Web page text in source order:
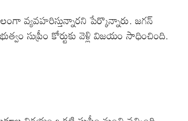
వ్యవహరిస్తున్నారని పేర్కొన్నారు. జగన్
సుప్రీం కోర్టుకు వెళ్లి విజయం సాధించింది.